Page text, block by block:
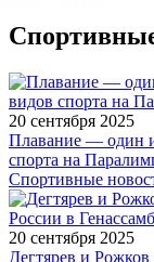
20 сентября 2025
Плавание — один
спорта на
Спортивные
20 сентября 2025
Дегтярев и